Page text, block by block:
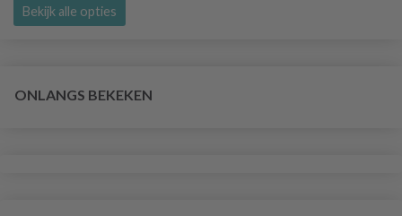
Bekijk alle opties
ONLANGS BEKEKEN